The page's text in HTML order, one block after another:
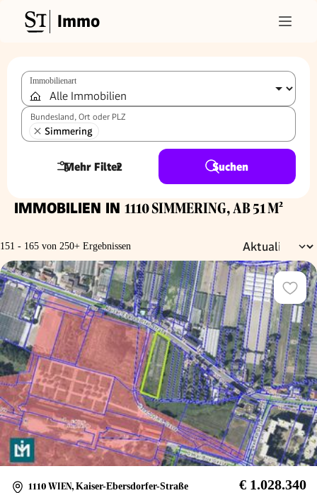
Immo
Immobilienart
Bundesland, Ort oder PLZ
Simmering
Mehr Filter
2 Suchen
IMMOBILIEN IN 1110 SIMMERING, AB 51 M²
151 - 165 von 250+ Ergebnissen
1110 WIEN, Kaiser-Ebersdorfer-Straße € 1.028.340